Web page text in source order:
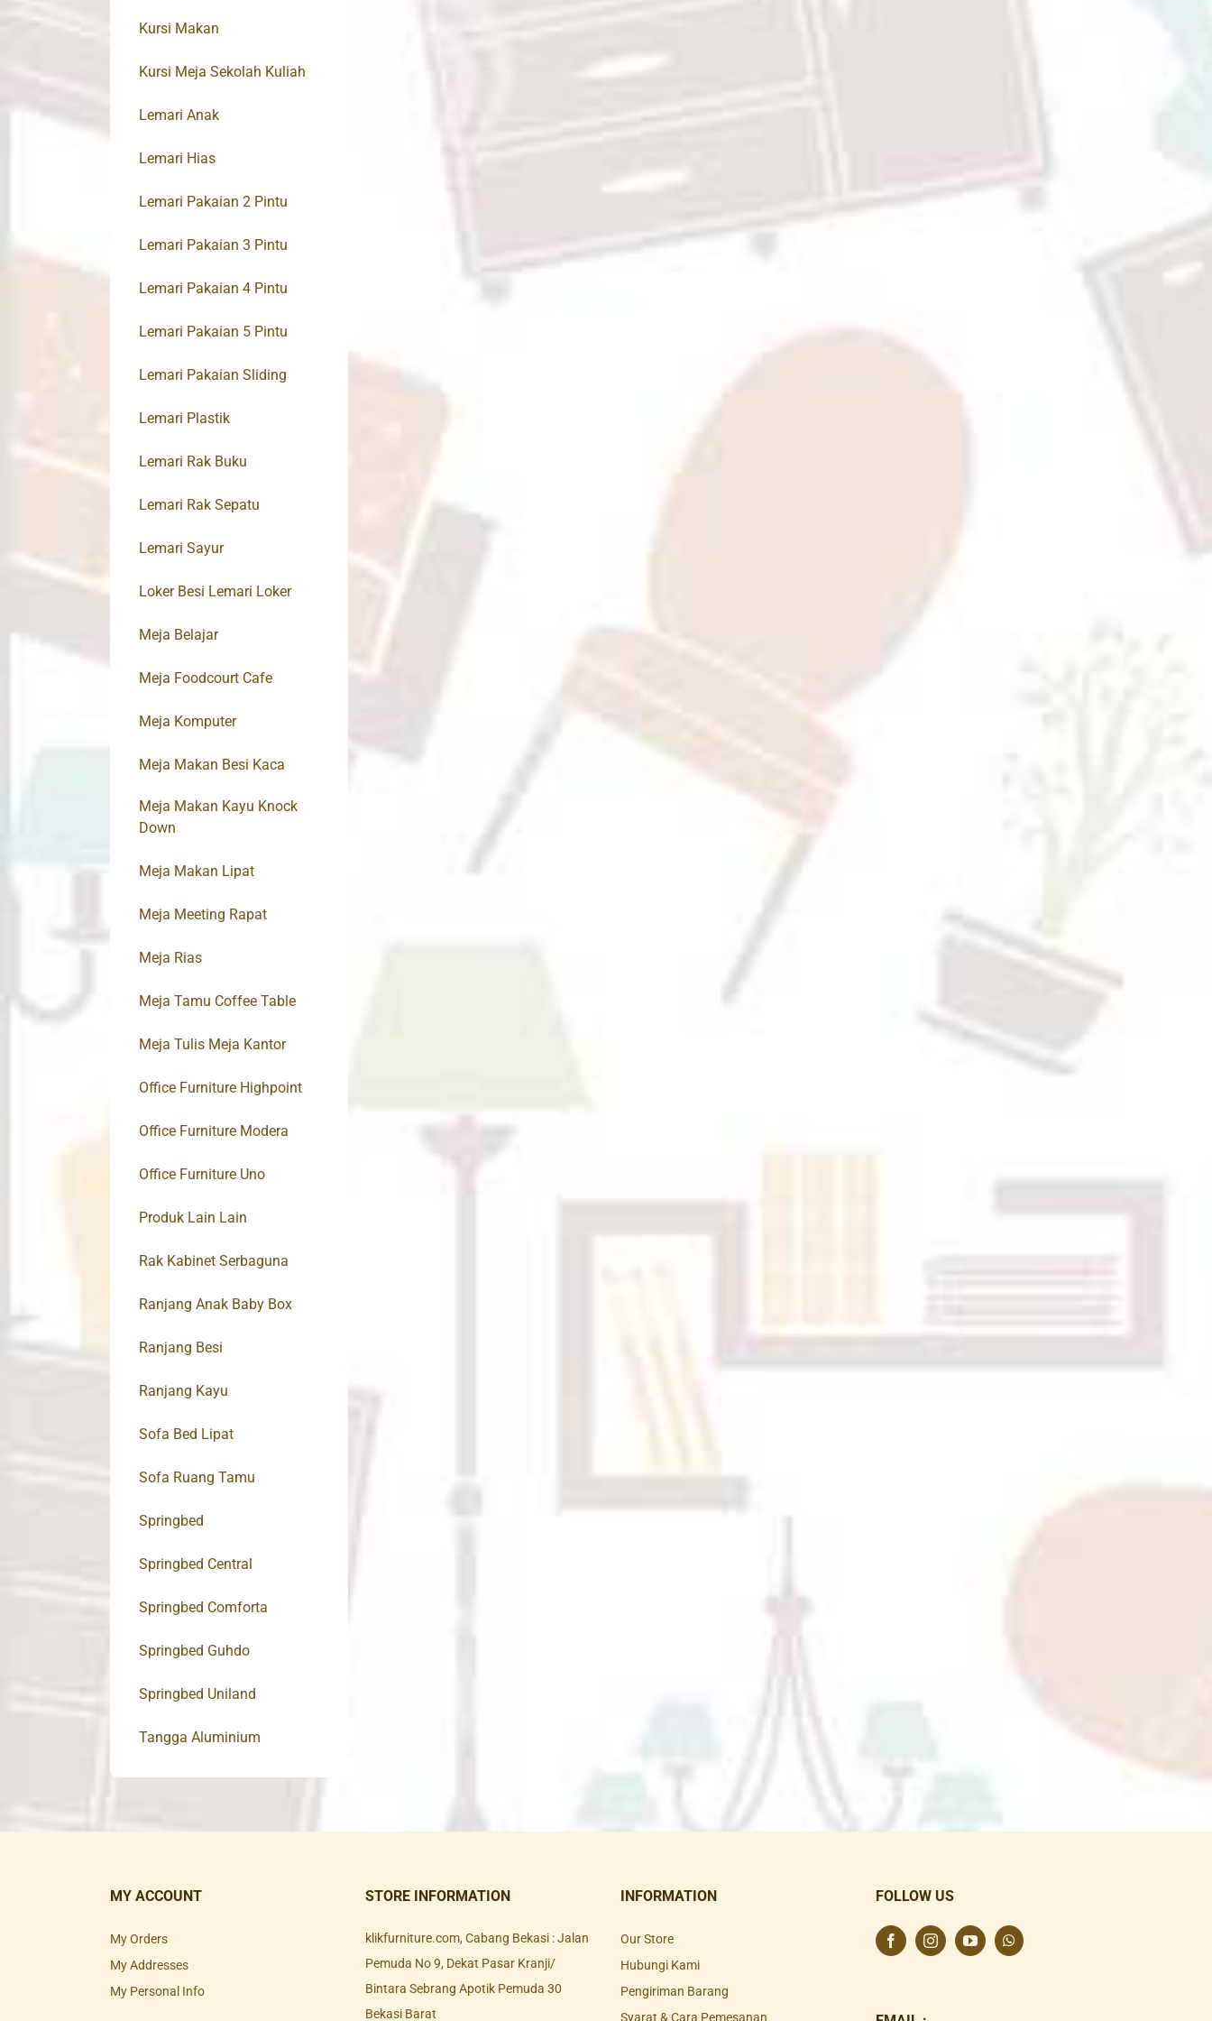
Kursi Makan
Kursi Meja Sekolah Kuliah
Lemari Anak
Lemari Hias
Lemari Pakaian 2 Pintu
Lemari Pakaian 3 Pintu
Lemari Pakaian 4 Pintu
Lemari Pakaian 5 Pintu
Lemari Pakaian Sliding
Lemari Plastik
Lemari Rak Buku
Lemari Rak Sepatu
Lemari Sayur
Loker Besi Lemari Loker
Meja Belajar
Meja Foodcourt Cafe
Meja Komputer
Meja Makan Besi Kaca
Meja Makan Kayu Knock
Down
Meja Makan Lipat
Meja Meeting Rapat
Meja Rias
Meja Tamu Coffee Table
Meja Tulis Meja Kantor
Office Furniture Highpoint
Office Furniture Modera
Office Furniture Uno
Produk Lain Lain
Rak Kabinet Serbaguna
Ranjang Anak Baby Box
Ranjang Besi
Ranjang Kayu
Sofa Bed Lipat
Sofa Ruang Tamu
Springbed
Springbed Central
Springbed Comforta
Springbed Guhdo
Springbed Uniland
Tangga Aluminium
MY ACCOUNT
My Orders
My Addresses
My Personal Info
STORE INFORMATION
klikfurniture.com, Cabang Bekasi : Jalan
Pemuda No 9, Dekat Pasar Kranji/
Bintara Sebrang Apotik Pemuda 30
Bekasi Barat
INFORMATION
Our Store
Hubungi Kami
Pengiriman Barang
Syarat & Cara Pemesanan
FOLLOW US